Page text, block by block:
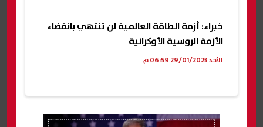
خبراء: أزمة الطاقة العالمية لن تنتهي بانقضاء
الأزمة الروسية الأوكرانية
الأحد 29/01/2023 06:59 م